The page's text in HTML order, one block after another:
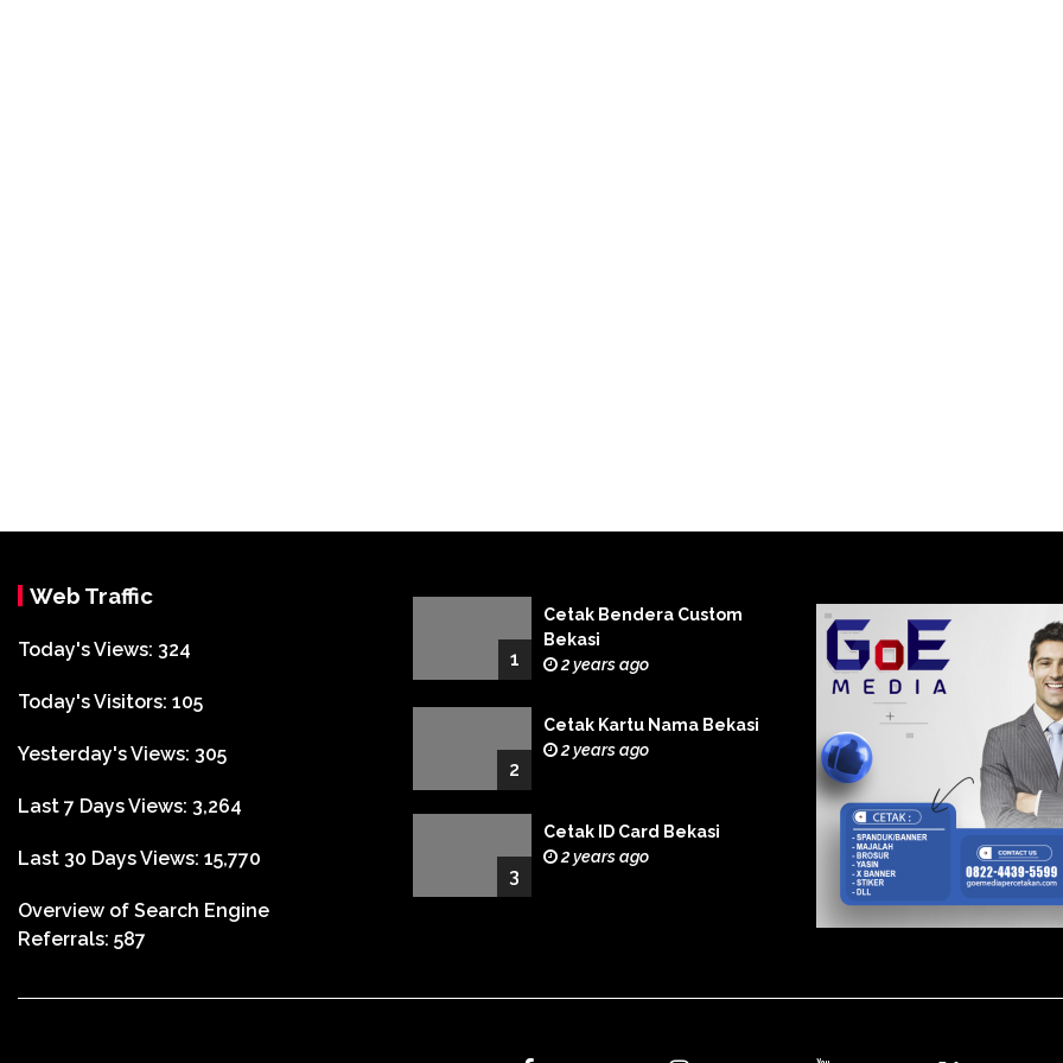
Web Traffic
Today's Views: 324
Today's Visitors: 105
Yesterday's Views: 305
Last 7 Days Views: 3,264
Last 30 Days Views: 15,770
Overview of Search Engine
Referrals: 587
1
Cetak Bendera Custom
Bekasi
2 years ago
2
Cetak Kartu Nama Bekasi
2 years ago
3
Cetak ID Card Bekasi
2 years ago